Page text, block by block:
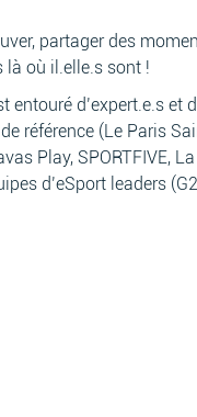
partager des
là où il.elle.s sont !
entouré d’expert.e.s et
référence (Le Paris
Play, SPORTFIVE,
d’eSport leaders